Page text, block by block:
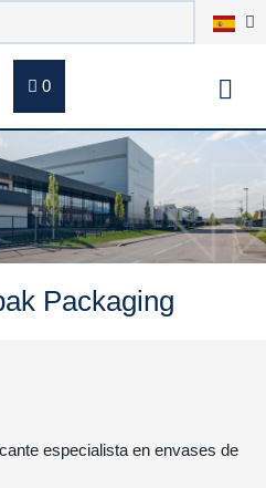
0
Packaging
especialista en envases de